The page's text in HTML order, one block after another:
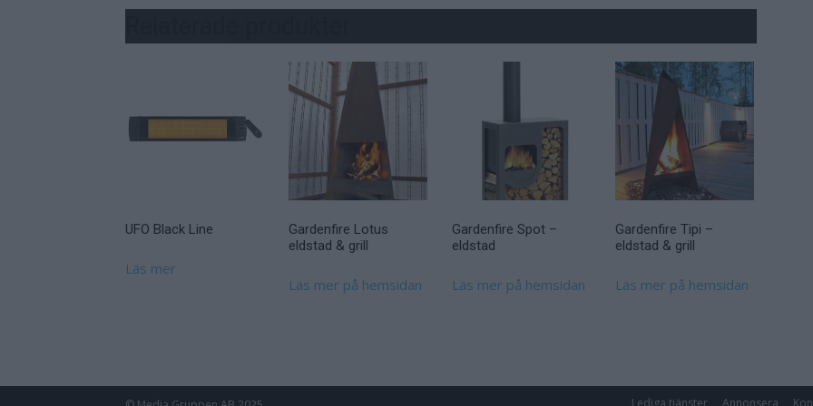
UFO Black Line
Läs mer
Gardenfire Lotus
eldstad & grill
Läs mer på hemsidan
Gardenfire Spot –
eldstad
Läs mer på hemsidan
Gardenfire Tipi –
eldstad & grill
Läs mer på hemsidan